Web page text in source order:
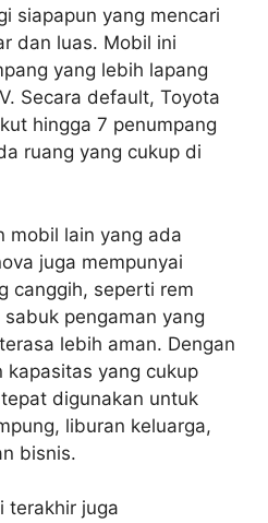
siapapun yang mencari
dan luas. Mobil ini
yang lebih lapang
Secara default, Toyota
hingga 7 penumpang
ruang yang cukup di
mobil lain yang ada
juga mempunyai
canggih, seperti rem
pengaman yang
lebih aman. Dengan
yang cukup
digunakan untuk
liburan keluarga,
bisnis.
terakhir juga